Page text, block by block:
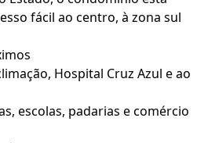
fácil ao centro, à zona sul
Hospital Cruz Azul e ao
escolas, padarias e comércio